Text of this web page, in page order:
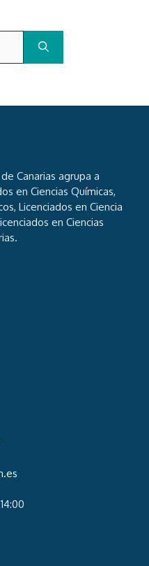
Canarias agrupa a
en Ciencias Químicas,
Licenciados en Ciencia
en Ciencias